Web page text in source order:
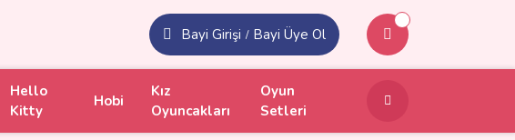
Bayi Girişi / Bayi Üye Ol
Hello
Kitty
Hobi
Kız
Oyuncakları
Oyun
Setleri